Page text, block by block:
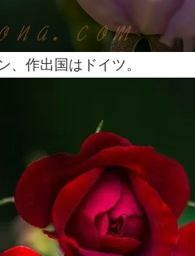
、作出国はドイツ。